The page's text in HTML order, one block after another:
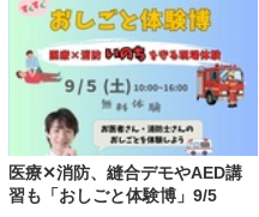
医療✕消防、縫合デモやAED講
習も「おしごと体験博」9/5